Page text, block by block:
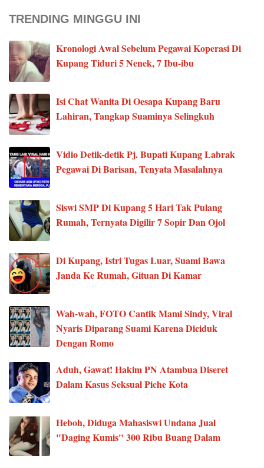
TRENDING MINGGU INI
Kronologi Awal Sebelum Pegawai Koperasi Di
Kupang Tiduri 5 Nenek, 7 Ibu-ibu
Isi Chat Wanita Di Oesapa Kupang Baru
Lahiran, Tangkap Suaminya Selingkuh
Vidio Detik-detik Pj. Bupati Kupang Labrak
Pegawai Di Barisan, Tenyata Masalahnya
Siswi SMP Di Kupang 5 Hari Tak Pulang
Rumah, Ternyata Digilir 7 Sopir Dan Ojol
Di Kupang, Istri Tugas Luar, Suami Bawa
Janda Ke Rumah, Gituan Di Kamar
Wah-wah, FOTO Cantik Mami Sindy, Viral
Nyaris Diparang Suami Karena Diciduk
Dengan Romo
Aduh, Gawat! Hakim PN Atambua Diseret
Dalam Kasus Seksual Piche Kota
Heboh, Diduga Mahasiswi Undana Jual
"Daging Kumis" 300 Ribu Buang Dalam